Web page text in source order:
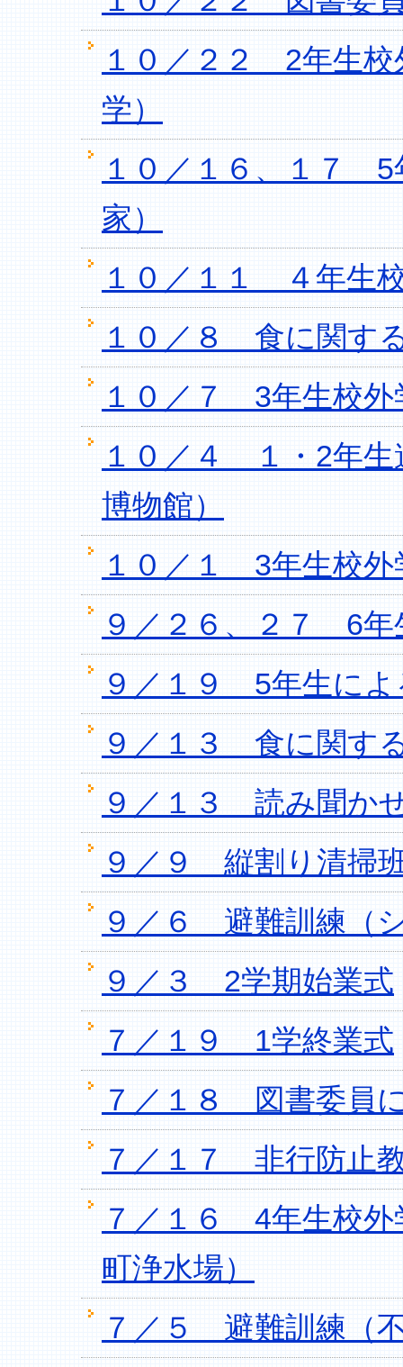
１０／２２ 2年生校
学）
１０／１６、１７ 5
家）
１０／１１ ４年生
１０／８ 食に関す
１０／７ 3年生校外
１０／４ １・2年生
博物館）
１０／１ 3年生校外
９／２６、２７ 6年
９／１９ 5年生によ
９／１３ 食に関す
９／１３ 読み聞か
９／９ 縦割り清掃
９／６ 避難訓練（
９／３ 2学期始業式
７／１９ 1学終業式
７／１８ 図書委員
７／１７ 非行防止
７／１６ 4年生校外
町浄水場）
７／５ 避難訓練（